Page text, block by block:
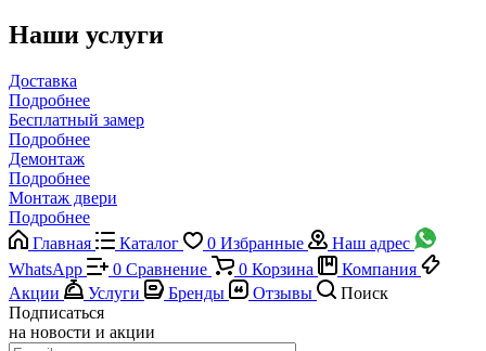
Наши услуги
Доставка
Подробнее
Бесплатный замер
Подробнее
Демонтаж
Подробнее
Монтаж двери
Подробнее
Главная
Каталог 0 Избранные
Наш адрес
WhatsApp
0 Сравнение 0 Корзина
Компания
Акции
Услуги Бренды Отзывы
Поиск
Подписаться
на новости и акции